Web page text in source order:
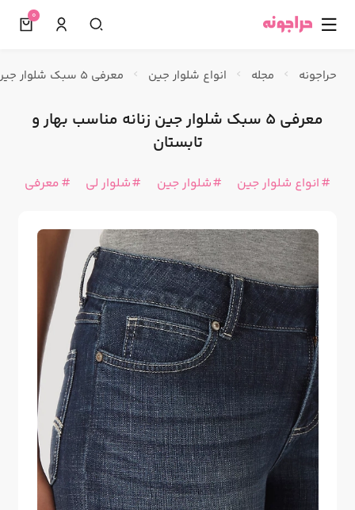
☰
0
حراجونه مجله انواع شلوار جین معرفی 5 سبک شلوار جین زنانه مناسب بهار و تابستان
معرفی 5 سبک شلوار جین زنانه مناسب بهار و
تابستان
انواع شلوار جین شلوار جین شلوار لی معرفی